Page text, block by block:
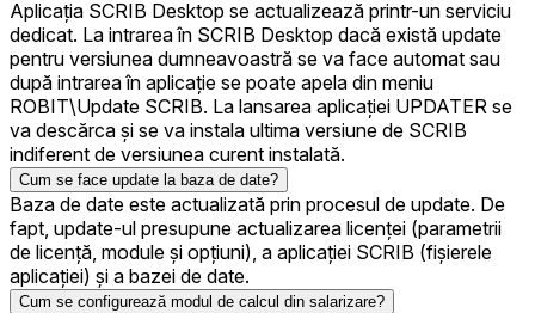
Aplicația SCRIB Desktop se actualizează printr-un serviciu
dedicat. La intrarea în SCRIB Desktop dacă există update
pentru versiunea dumneavoastră se va face automat sau
după intrarea în aplicație se poate apela din meniu
ROBIT\Update SCRIB. La lansarea aplicației UPDATER se
va descărca și se va instala ultima versiune de SCRIB
indiferent de versiunea curent instalată.
Cum se face update la baza de date?
Baza de date este actualizată prin procesul de update. De
fapt, update-ul presupune actualizarea licenței (parametrii
de licență, module și opțiuni), a aplicației SCRIB (fișierele
aplicației) și a bazei de date.
Cum se configurează modul de calcul din salarizare?